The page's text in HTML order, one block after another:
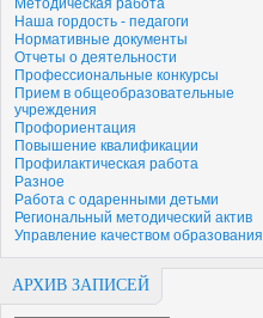
Методическая работа
Наша гордость - педагоги
Нормативные документы
Отчеты о деятельности
Профессиональные конкурсы
Прием в общеобразовательные
учреждения
Профориентация
Повышение квалификации
Профилактическая работа
Разное
Работа с одаренными детьми
Региональный методический актив
Управление качеством образования
АРХИВ ЗАПИСЕЙ